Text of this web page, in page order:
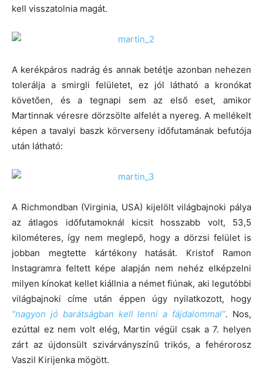
kell visszatolnia magát.
A kerékpáros nadrág és annak betétje azonban nehezen
tolerálja a smirgli felületet, ez jól látható a kronókat
követően, és a tegnapi sem az első eset, amikor
Martinnak véresre dörzsölte alfelét a nyereg. A mellékelt
képen a tavalyi baszk körverseny időfutamának befutója
után látható:
A Richmondban (Virginia, USA) kijelölt világbajnoki pálya
az átlagos időfutamoknál kicsit hosszabb volt, 53,5
kilométeres, így nem meglepő, hogy a dörzsi felület is
jobban megtette kártékony hatását. Kristof Ramon
Instagramra feltett képe alapján nem nehéz elképzelni
milyen kínokat kellet kiállnia a német fiúnak, aki legutóbbi
világbajnoki címe után éppen úgy nyilatkozott, hogy
“nagyon jó barátságban kell lenni a fájdalommal”. Nos,
ezúttal ez nem volt elég, Martin végül csak a 7. helyen
zárt az újdonsült szivárványszínű trikós, a fehérorosz
Vaszil Kirijenka mögött.